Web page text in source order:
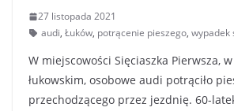
27 listopada 2021
audi, Łuków, potrącenie pieszego, wypadek
W miejscowości Sięciaszka Pierwsza,
łukowskim, osobowe audi potrąciło
przechodzącego przez jezdnię. 60-